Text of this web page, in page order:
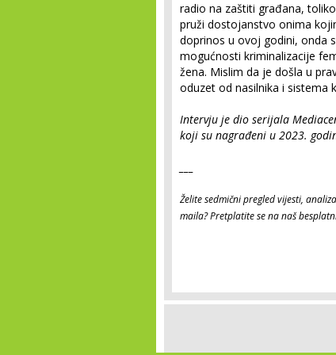
radio na zaštiti građana,
pruži dostojanstvo onima
doprinos u ovoj godini, onda
mogućnosti kriminalizacije
žena. Mislim da je došla u
oduzet od nasilnika i sistema
Intervju je dio serijala
koji su nagrađeni u 2023.
Želite sedmični pregled vijesti,
maila? Pretplatite se na naš